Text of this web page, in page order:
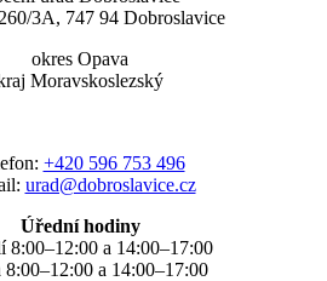
3A, 747 94 Dobroslavice
okres Opava
Moravskoslezský
+420 596 753 496
urad@dobroslavice.cz
Úřední hodiny
8:00–12:00 a 14:00–17:00
8:00–12:00 a 14:00–17:00